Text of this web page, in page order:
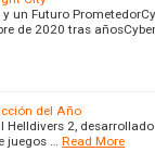
un Futuro
de 2020 tras
del Año
2,
juegos … Read More